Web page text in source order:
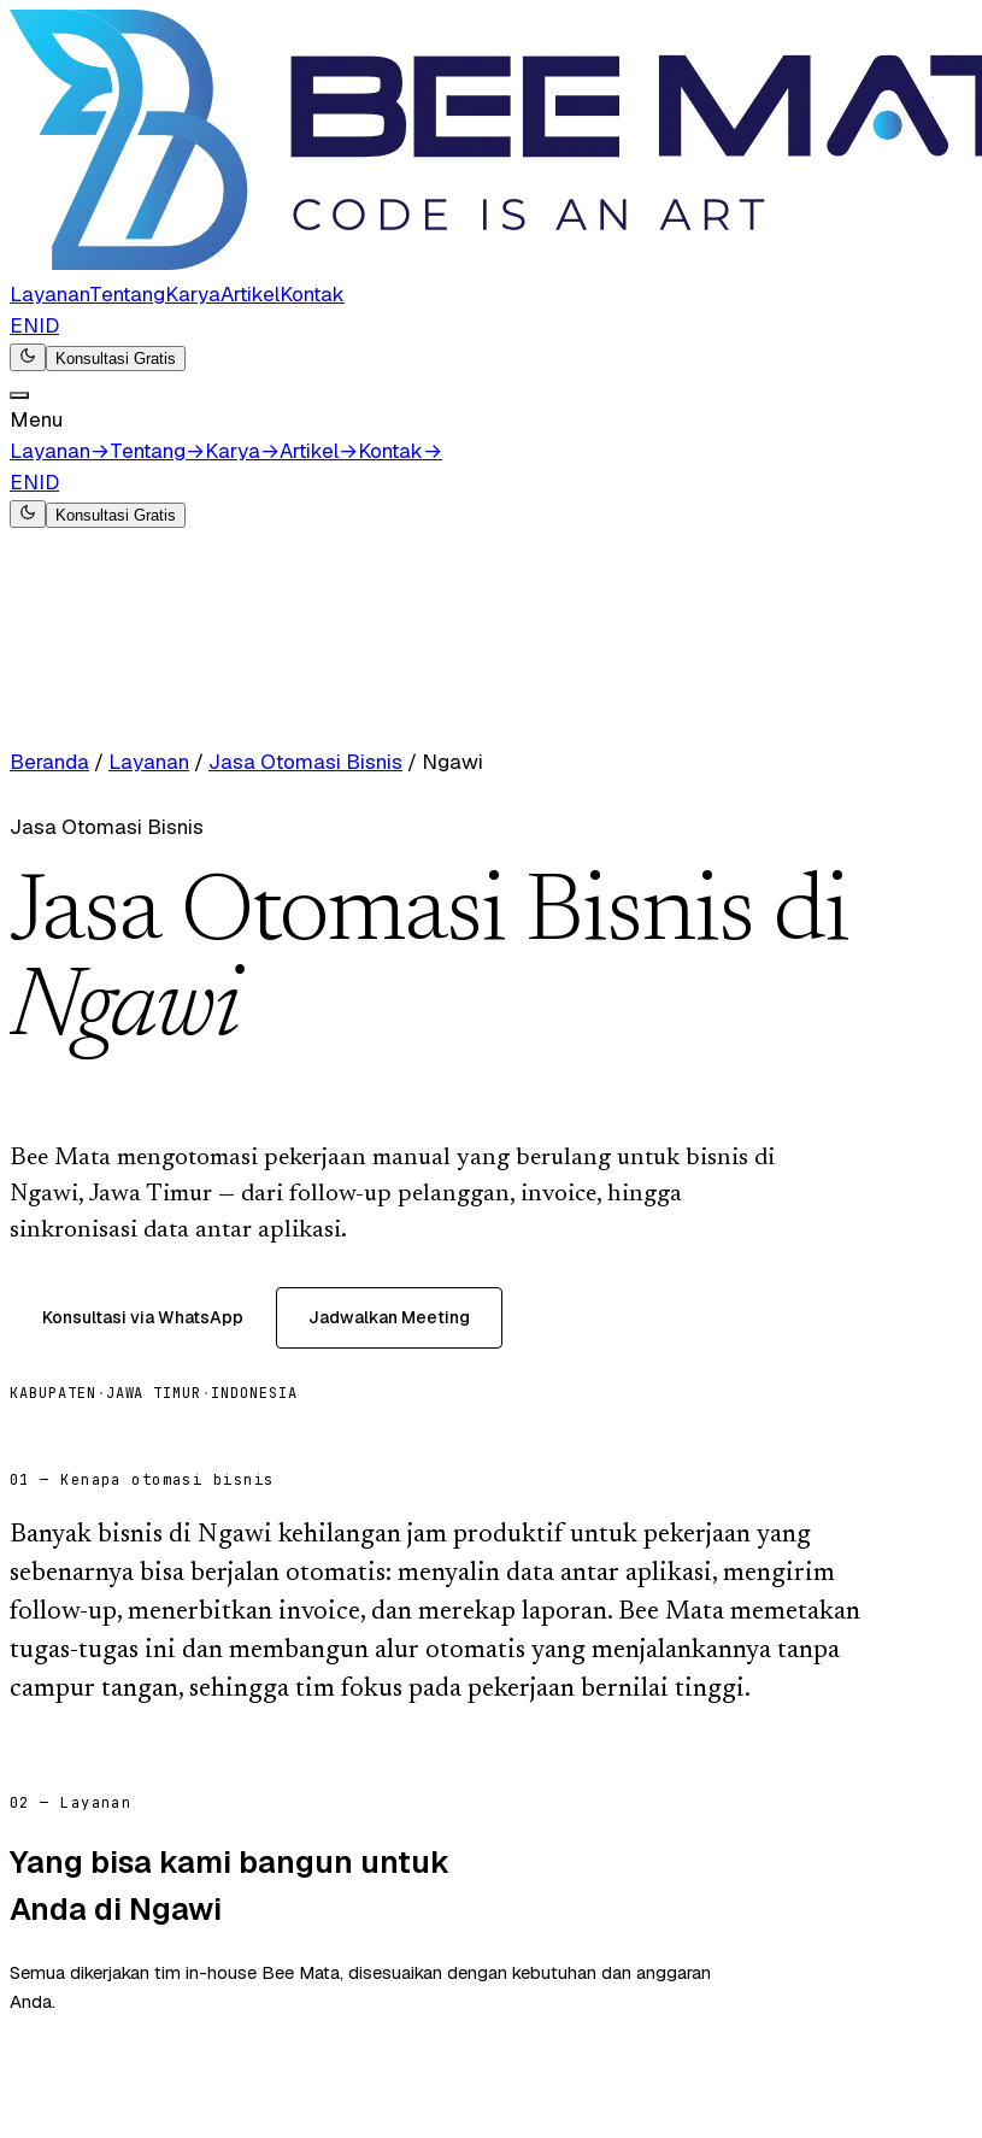
LayananTentangKaryaArtikelKontak
ENID
Konsultasi Gratis
Menu
Layanan→Tentang→Karya→Artikel→Kontak→
ENID
Konsultasi Gratis
Beranda / Layanan / Jasa Otomasi Bisnis / Ngawi
Jasa Otomasi Bisnis
Jasa Otomasi Bisnis di
Ngawi
Bee Mata mengotomasi pekerjaan manual yang berulang untuk bisnis di
Ngawi, Jawa Timur — dari follow-up pelanggan, invoice, hingga
sinkronisasi data antar aplikasi.
Konsultasi via WhatsApp Jadwalkan Meeting
KABUPATEN · JAWA TIMUR · INDONESIA
01 — Kenapa otomasi bisnis
Banyak bisnis di Ngawi kehilangan jam produktif untuk pekerjaan yang
sebenarnya bisa berjalan otomatis: menyalin data antar aplikasi, mengirim
follow-up, menerbitkan invoice, dan merekap laporan. Bee Mata memetakan
tugas-tugas ini dan membangun alur otomatis yang menjalankannya tanpa
campur tangan, sehingga tim fokus pada pekerjaan bernilai tinggi.
02 — Layanan
Yang bisa kami bangun untuk
Anda di Ngawi
Semua dikerjakan tim in-house Bee Mata, disesuaikan dengan kebutuhan dan anggaran
Anda.